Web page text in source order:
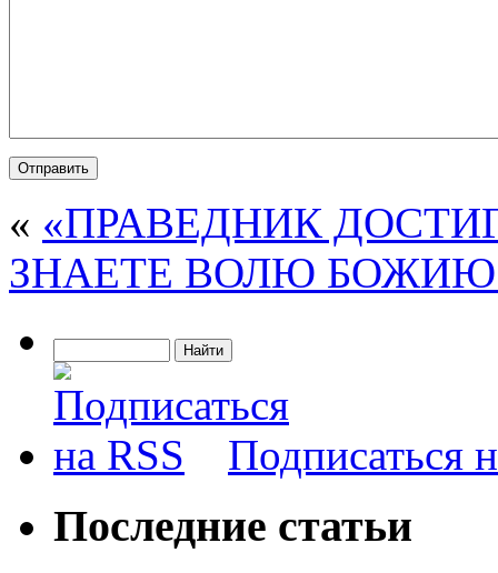
« «ПРАВЕДНИК
ЗНАЕТЕ ВОЛЮ
Подписаться
Последние статьи